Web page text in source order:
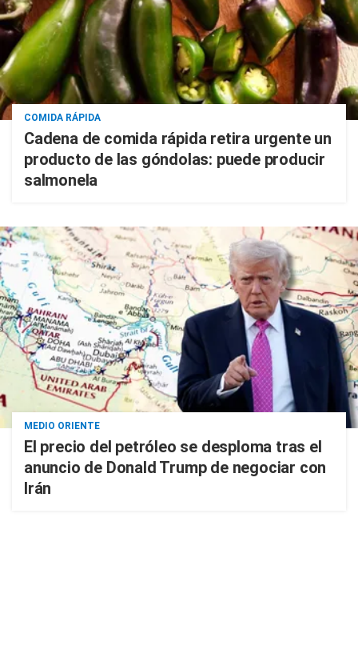
COMIDA RÁPIDA
Cadena de comida rápida retira urgente un
producto de las góndolas: puede producir
salmonela
MEDIO ORIENTE
El precio del petróleo se desploma tras el
anuncio de Donald Trump de negociar con
Irán